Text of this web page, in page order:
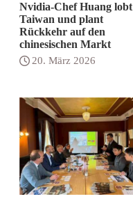
Nvidia-Chef Huang lobt
Taiwan und plant
Rückkehr auf den
chinesischen Markt
20. März 2026